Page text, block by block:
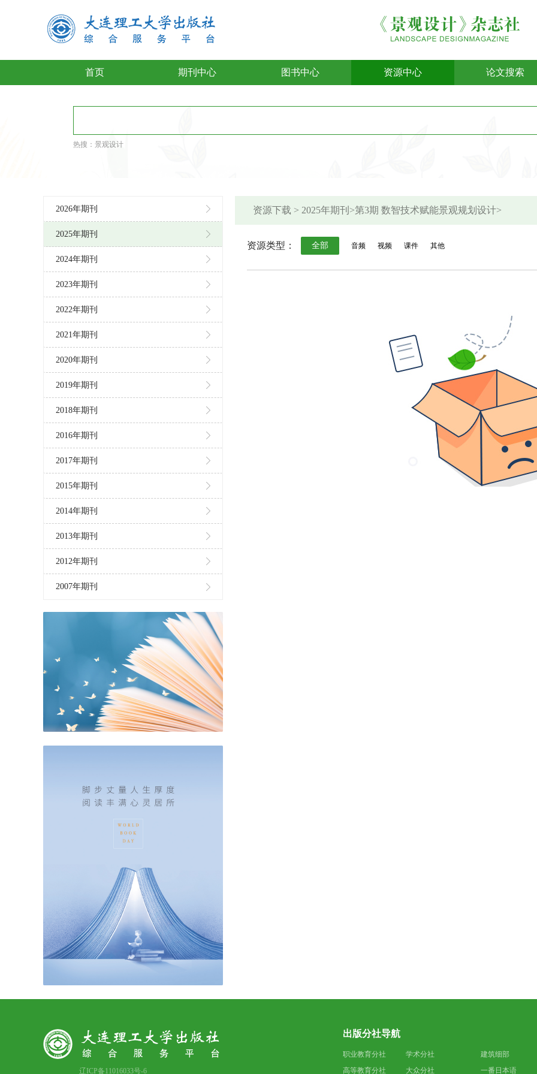
首页 期刊中心 图书中心 资源中心 论文搜索
热搜： 景观设计
2026年期刊
2025年期刊
2024年期刊
2023年期刊
2022年期刊
2021年期刊
2020年期刊
2019年期刊
2018年期刊
2016年期刊
2017年期刊
2015年期刊
2014年期刊
2013年期刊
2012年期刊
2007年期刊
资源下载 > 2025年期刊>第3期 数智技术赋能景观规划设计>
资源类型： 全部 音频 视频 课件 其他
辽ICP备11016033号-6
出版分社导航
职业教育分社
学术分社
高等教育分社
大众分社
建筑细部
一番日本语